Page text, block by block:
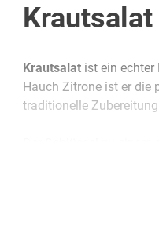
Krautsalatist ein echter
Hauch Zitrone ist er die
traditionelle
können besser in die